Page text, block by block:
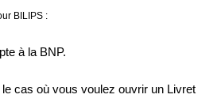
BILIPS :
à la BNP.
le cas où vous voulez ouvrir un Livret